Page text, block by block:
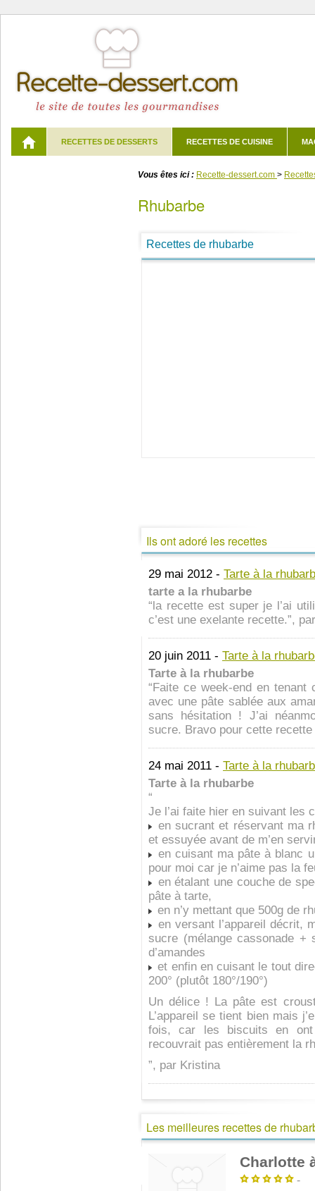
RECETTES DE DESSERTS RECETTES DE CUISINE
Vous êtes ici : Recette-dessert.com >
rhubarbe
Recettes de rhubarbe
Ils ont adoré les recettes
29 mai 2012 - Tarte à la
tarte a la rhubarbe
“la recette est super je l’ai
c’est une exelante recette.”,
20 juin 2011 - Tarte à la
Tarte à la rhubarbe
“Faite ce week-end en
avec une pâte sablée aux
sans hésitation ! J’ai
sucre. Bravo pour cette recette
24 mai 2011 - Tarte à la
Tarte à la rhubarbe
“
Je l’ai faite hier en suivant les
en sucrant et réservant ma
et essuyée avant de m’en
en cuisant ma pâte à blanc
pour moi car je n’aime pas la
en étalant une couche de
pâte à tarte,
en n’y mettant que 500g de
en versant l’appareil décrit,
sucre (mélange cassonade
d’amandes
et enfin en cuisant le tout
200° (plutôt 180°/190°)
Un délice ! La pâte est
L’appareil se tient bien mais
fois, car les biscuits en
recouvrait pas entièrement la
”, par Kristina
Les meilleures recettes de
Charlotte
-